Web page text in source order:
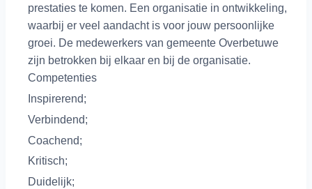
prestaties te komen. Een organisatie in ontwikkeling,
waarbij er veel aandacht is voor jouw persoonlijke
groei. De medewerkers van gemeente Overbetuwe
zijn betrokken bij elkaar en bij de organisatie.
Competenties
Inspirerend;
Verbindend;
Coachend;
Kritisch;
Duidelijk;